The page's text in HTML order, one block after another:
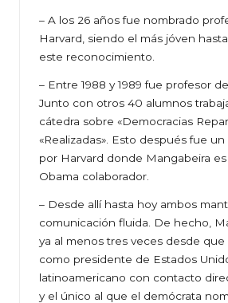
– A los 26 años fue nombrado
Harvard, siendo el más jóven
este reconocimiento.
– Entre 1988 y 1989 fue profesor
Junto con otros 40 alumnos
cátedra sobre «Democracias
«Realizadas». Esto después fue
por Harvard donde Mangabeira
Obama colaborador.
– Desde allí hasta hoy ambos
comunicación fluida. De hecho,
ya al menos tres veces desde que
como presidente de Estados
latinoamericano con contacto
y el único al que el demócrata